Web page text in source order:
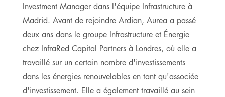
Investment Manager dans l'équipe Infrastructure à
Madrid. Avant de rejoindre Ardian, Aurea a passé
deux ans dans le groupe Infrastructure et Énergie
chez InfraRed Capital Partners à Londres, où elle a
travaillé sur un certain nombre d'investissements
dans les énergies renouvelables en tant qu'associée
d'investissement. Elle a également travaillé au sein